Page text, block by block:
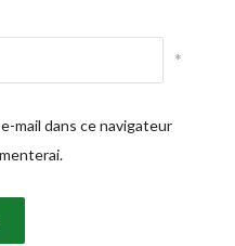
*
mail dans ce navigateur